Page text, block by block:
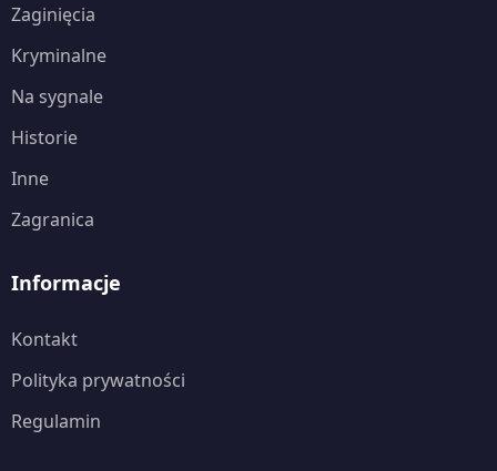
Zaginięcia
Kryminalne
Na sygnale
Historie
Inne
Zagranica
Informacje
Kontakt
Polityka prywatności
Regulamin